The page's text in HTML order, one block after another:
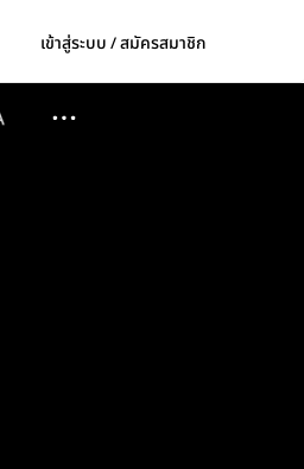
เข้าสู่ระบบ / สมัครสมาชิก